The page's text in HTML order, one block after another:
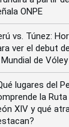
ONPE
vs. Túnez:
ver el debut
de
lugares del
la Ruta
XIV y qué